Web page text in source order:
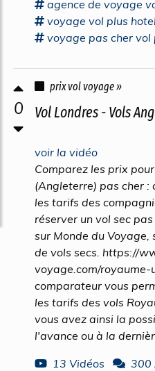
agence de voyage
voyage vol plus
voyage pas cher vol
0
prix vol voyage »
Vol Londres - Vols
voir la vidéo
Comparez les prix
(Angleterre) pas cher :
les tarifs des
réserver un vol sec
sur Monde du
de vols secs. https://
voyage.com/
comparateur vous
les tarifs des vols
vous avez ainsi la
l'avance ou à la
13 Vidéos
300